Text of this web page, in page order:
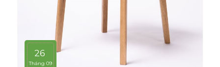
26
Tháng 09